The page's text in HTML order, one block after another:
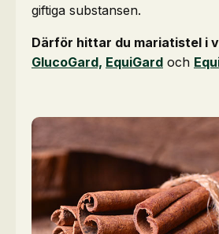
giftiga substansen.
Därför hittar du mariatistel i
GlucoGard, EquiGard och